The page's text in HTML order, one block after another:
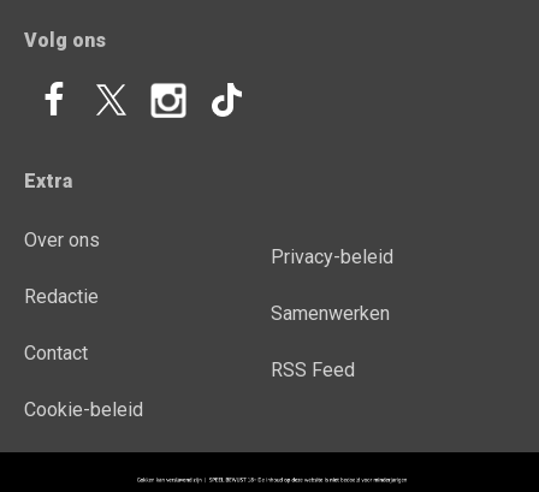
Volg ons
Extra
Over ons
Redactie
Contact
Cookie-beleid
Privacy-beleid
Samenwerken
RSS Feed